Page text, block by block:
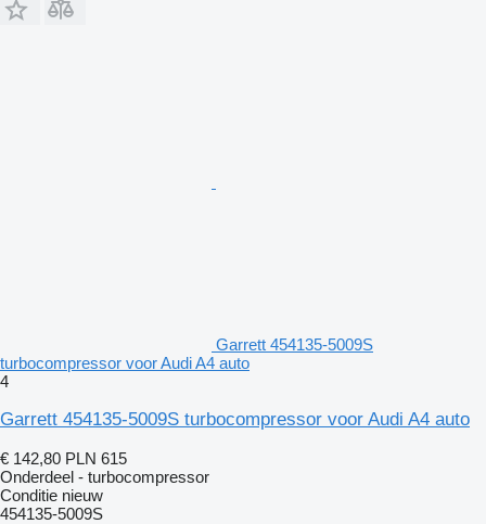
Garrett 454135-5009S
turbocompressor voor Audi A4 auto
4
Garrett 454135-5009S turbocompressor voor Audi A4 auto
€ 142,80 PLN 615
Onderdeel - turbocompressor
Conditie nieuw
454135-5009S